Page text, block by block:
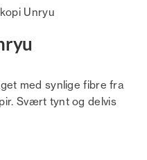
med synlige fibre fra
Svært tynt og delvis